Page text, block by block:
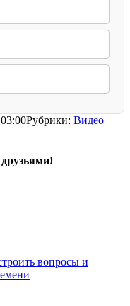
Рубрики: Видео
вопросы и